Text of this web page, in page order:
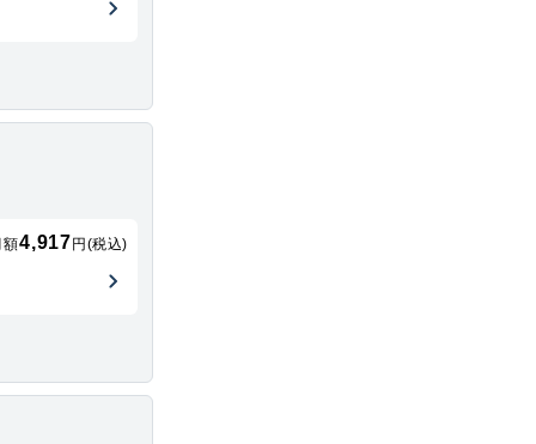
額4,917 円(税込)